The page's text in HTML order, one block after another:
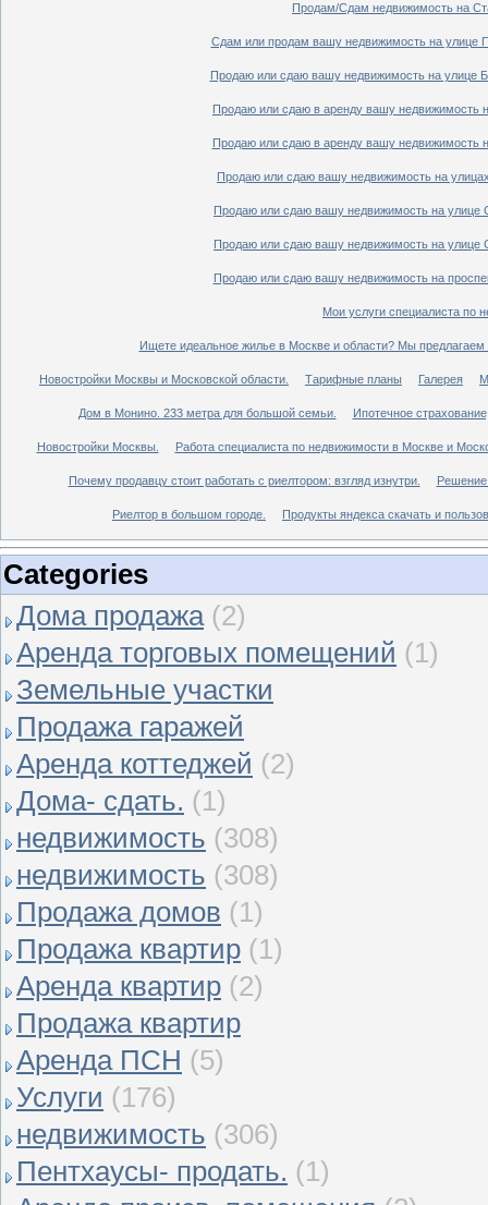
Продам/Сдам недвижимость на
Сдам или продам вашу недвижимость на улице
Продаю или сдаю вашу недвижимость на улице
Продаю или сдаю в аренду вашу недвижимость
Продаю или сдаю в аренду вашу недвижимость
Продаю или сдаю вашу недвижимость на
Продаю или сдаю вашу недвижимость на улице
Продаю или сдаю вашу недвижимость на улице
Продаю или сдаю вашу недвижимость на
Мои услуги специалиста по
Ищете идеальное жилье в Москве и области? Мы
Новостройки Москвы и Московской области. Тарифные планы Галерея
Дом в Монино. 233 метра для большой семьи. Ипотечное
Новостройки Москвы. Работа специалиста по недвижимости в Москве и
Почему продавцу стоит работать с риелтором: взгляд изнутри.
Риелтор в большом городе. Продукты яндекса скачать и
Categories
Дома продажа (2)
Аренда торговых помещений (1)
Земельные участки
Продажа гаражей
Аренда коттеджей (2)
Дома- сдать. (1)
недвижимость (308)
недвижимость (308)
Продажа домов (1)
Продажа квартир (1)
Аренда квартир (2)
Продажа квартир
Аренда ПСН (5)
Услуги (176)
недвижимость (306)
Пентхаусы- продать. (1)